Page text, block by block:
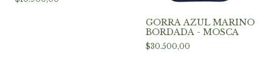
GORRA AZUL MARINO
BORDADA - MOSCA
$30.500,00